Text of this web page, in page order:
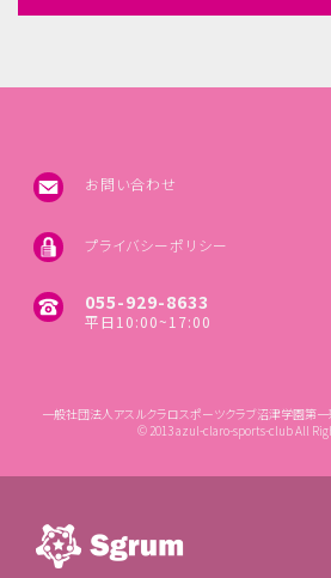
お問い合わせ
プライバシーポリシー
055-929-8633
平日10:00~17:00
一般社団法人アスルクラロスポーツクラブ沼津学園第
© 2013 azul-claro-sports-club All